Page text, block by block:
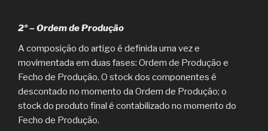
2º – Ordem de Produção
A composição do artigo é definida uma vez e
movimentada em duas fases: Ordem de Produção e
Fecho de Produção. O stock dos componentes é
descontado no momento da Ordem de Produção; o
stock do produto final é contabilizado no momento do
Fecho de Produção.